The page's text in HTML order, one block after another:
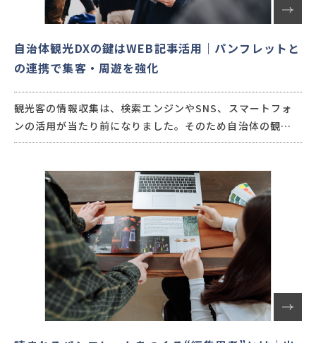
自治体観光DXの鍵はWEB記事活用｜パンフレットと
の連携で集客・周遊を強化
観光客の情報収集は、検索エンジンやSNS、スマートフォ
ンの活用が当たり前になりました。そのため自治体の観光
PRでは、紙媒体だけでなくデジタル施策との連携が欠かせ
報発信の方法と、観光パンフレットとの連携によって周遊促
進や滞在時間向上につなげるポイントを紹介します。